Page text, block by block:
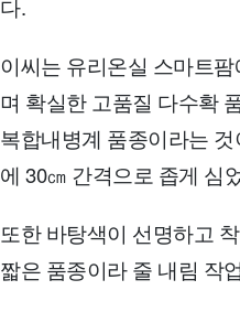
다.
이씨는 유리온실 스마트
며 확실한 고품질 다수확
복합내병계 품종이라는
에 30㎝ 간격으로 좁게 심
또한 바탕색이 선명하고
짧은 품종이라 줄 내림 작